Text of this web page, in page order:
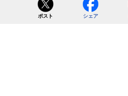
ポスト シェア